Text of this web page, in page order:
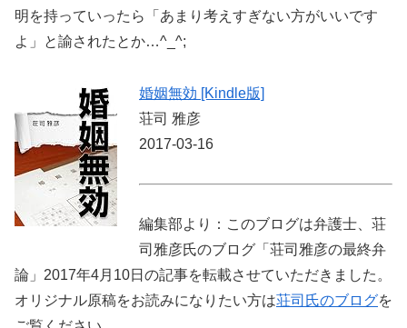
明を持っていったら「あまり考えすぎない方がいいです
よ」と諭されたとか…^_^;
婚姻無効 [Kindle版]
荘司 雅彦
2017-03-16
編集部より：このブログは弁護士、荘
司雅彦氏のブログ「荘司雅彦の最終弁
論」2017年4月10日の記事を転載させていただきました。
オリジナル原稿をお読みになりたい方は荘司氏のブログを